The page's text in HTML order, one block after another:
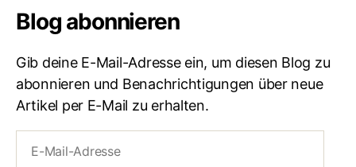
Blog abonnieren
Gib deine E-Mail-Adresse ein, um diesen Blog zu
abonnieren und Benachrichtigungen über neue
Artikel per E-Mail zu erhalten.
Mail-